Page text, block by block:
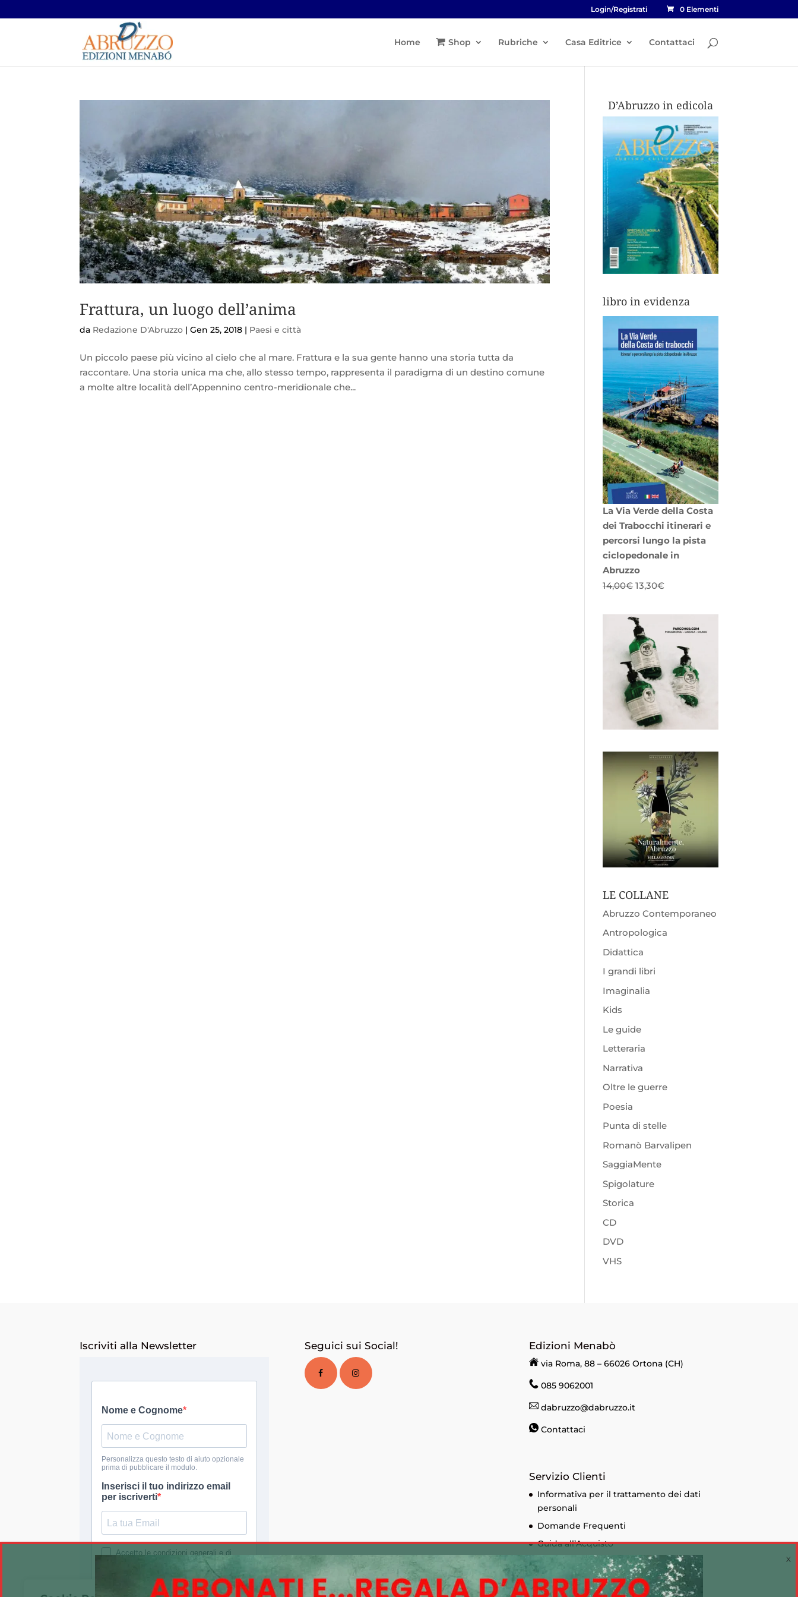
Login/Registrati 0 Elementi
Home Shop Rubriche Casa Editrice Contattaci
Frattura, un luogo dell’anima
da Redazione D'Abruzzo |Gen 25, 2018 | Paesi e città
Un piccolo paese più vicino al cielo che al mare. Frattura e la sua gente hanno una storia tutta da
raccontare. Una storia unica ma che, allo stesso tempo, rappresenta il paradigma di un destino comune
a molte altre località dell’Appennino centro-meridionale che...
D’Abruzzo in edicola
libro in evidenza
La Via Verde della Costa
dei Trabocchi itinerari e
percorsi lungo la pista
ciclopedonale in
Abruzzo
14,00€ Il
originale
era:
14,00€.
13,30€
attuale
è:
13,30€.
LE COLLANE
Abruzzo Contemporaneo
Antropologica
Didattica
I grandi libri
Imaginalia
Kids
Le guide
Letteraria
Narrativa
Oltre le guerre
Poesia
Punta di stelle
Romanò Barvalipen
SaggiaMente
Spigolature
Storica
CD
DVD
VHS
Iscriviti alla Newsletter Seguici sui Social! Edizioni Menabò
via Roma, 88 – 66026 Ortona (CH)
085 9062001
dabruzzo@dabruzzo.it
Contattaci
Servizio Clienti
Informativa per il trattamento dei dati
personali
Domande Frequenti
Guida all’Acquisto
Condizioni di vendita
Informativa sui Cookie